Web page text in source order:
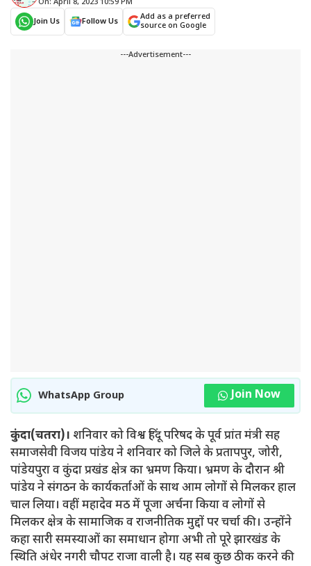
On: April 8, 2023 10:59 PM
Join Us
Follow Us
Add as a preferred
source on Google
---Advertisement---
WhatsApp Group Join Now
कुंदा(चतरा)। शनिवार को विश्व हिंदू परिषद के पूर्व प्रांत मंत्री सह
समाजसेवी विजय पांडेय ने शनिवार को जिले के प्रतापपुर, जोरी,
पांडेयपुरा व कुंदा प्रखंड क्षेत्र का भ्रमण किया। भ्रमण के दौरान श्री
पांडेय ने संगठन के कार्यकर्ताओं के साथ आम लोगों से मिलकर हाल
चाल लिया। वहीं महादेव मठ में पूजा अर्चना किया व लोगों से
मिलकर क्षेत्र के सामाजिक व राजनीतिक मुद्दों पर चर्चा की। उन्होंने
कहा सारी समस्याओं का समाधान होगा अभी तो पूरे झारखंड के
स्थिति अंधेर नगरी चौपट राजा वाली है। यह सब कुछ ठीक करने की